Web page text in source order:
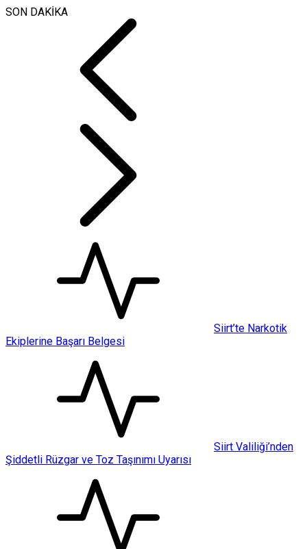
SON DAKİKA
Siirt’te Narkotik
Ekiplerine Başarı Belgesi
Siirt Valiliği’nden
Şiddetli Rüzgar ve Toz Taşınımı Uyarısı